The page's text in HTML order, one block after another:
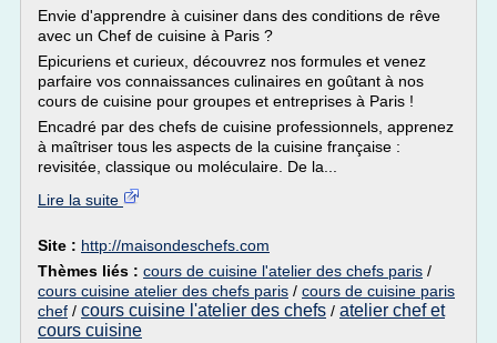
Envie d'apprendre à cuisiner dans des conditions de rêve
avec un Chef de cuisine à Paris ?
Epicuriens et curieux, découvrez nos formules et venez
parfaire vos connaissances culinaires en goûtant à nos
cours de cuisine pour groupes et entreprises à Paris !
Encadré par des chefs de cuisine professionnels, apprenez
à maîtriser tous les aspects de la cuisine française :
revisitée, classique ou moléculaire. De la...
Lire la suite
Site : http://maisondeschefs.com
Thèmes liés : cours de cuisine l'atelier des chefs paris /
cours cuisine atelier des chefs paris / cours de cuisine paris
chef / cours cuisine l'atelier des chefs / atelier chef et
cours cuisine